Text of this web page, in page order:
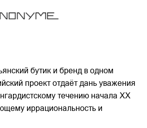
бутик и бренд в одном
проект отдаёт дань уважения
течению начала XX
иррациональность и